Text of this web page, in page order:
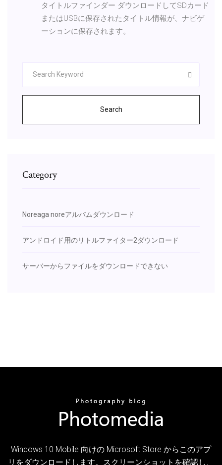
タイトルファインダー ダウンロードしてSDカード
またはUSBに保存されたタイトル情報が、ナビゲ
ーションに保存されます。
Search
Category
Noreaga noreアルバムダウンロード
アンドロイド用のリトルファイター2ダウンロード
サーバーからファイルをダウンロードできない
Windows 10 Mobile 向けの Microsoft Store からこのアプ
リをダウンロードします。スクリーンショットを確認し、